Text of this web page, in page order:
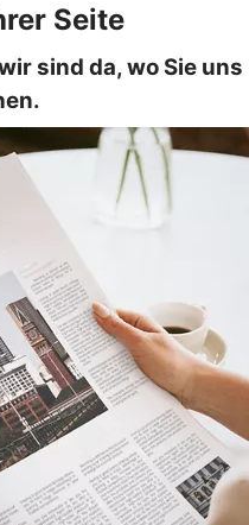
Seite
sind da, wo Sie uns